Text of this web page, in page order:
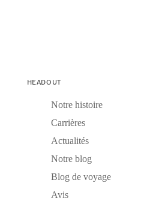
HEADOUT
Notre histoire
Carrières
Actualités
Notre blog
Blog de voyage
Avis